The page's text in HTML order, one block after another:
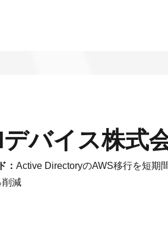
デバイス株式
： Active DirectoryのAWS移行を短期
削減